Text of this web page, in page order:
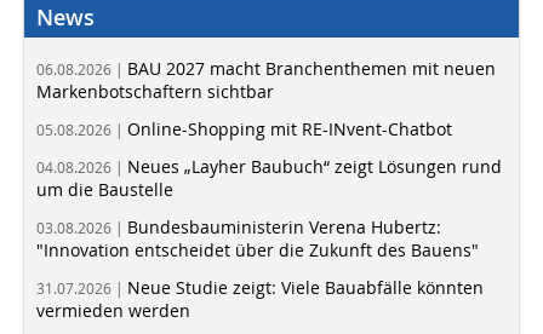
News
06.08.2026 | BAU 2027 macht Branchenthemen mit neuen
Markenbotschaftern sichtbar
05.08.2026 | Online-Shopping mit RE-INvent-Chatbot
04.08.2026 | Neues „Layher Baubuch“ zeigt Lösungen rund
um die Baustelle
03.08.2026 | Bundesbauministerin Verena Hubertz:
"Innovation entscheidet über die Zukunft des Bauens"
31.07.2026 | Neue Studie zeigt: Viele Bauabfälle könnten
vermieden werden